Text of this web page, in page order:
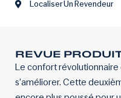
Localiser Un Revendeur
REVUE
Le confort
s’améliorer. Cette